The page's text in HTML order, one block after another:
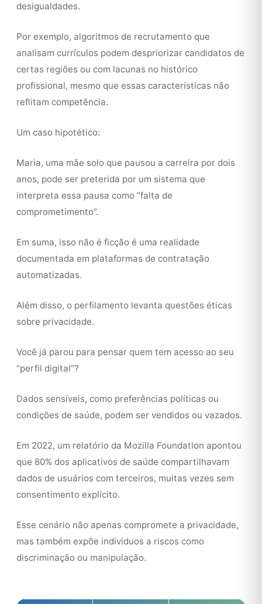
desigualdades.
Por exemplo, algoritmos de recrutamento que
analisam currículos podem despriorizar candidatos de
certas regiões ou com lacunas no histórico
profissional, mesmo que essas características não
reflitam competência.
Um caso hipotético:
Maria, uma mãe solo que pausou a carreira por dois
anos, pode ser preterida por um sistema que
interpreta essa pausa como “falta de
comprometimento”.
Em suma, isso não é ficção é uma realidade
documentada em plataformas de contratação
automatizadas.
Além disso, o perfilamento levanta questões éticas
sobre privacidade.
Você já parou para pensar quem tem acesso ao seu
“perfil digital”?
Dados sensíveis, como preferências políticas ou
condições de saúde, podem ser vendidos ou vazados.
Em 2022, um relatório da Mozilla Foundation apontou
que 80% dos aplicativos de saúde compartilhavam
dados de usuários com terceiros, muitas vezes sem
consentimento explícito.
Esse cenário não apenas compromete a privacidade,
mas também expõe indivíduos a riscos como
discriminação ou manipulação.